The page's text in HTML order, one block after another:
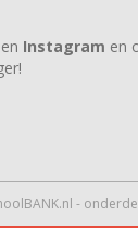
en Instagram en
-